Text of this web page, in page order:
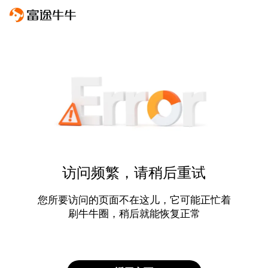
访问频繁，请稍后重试
您所要访问的页面不在这儿，它可能正忙着
刷牛牛圈，稍后就能恢复正常